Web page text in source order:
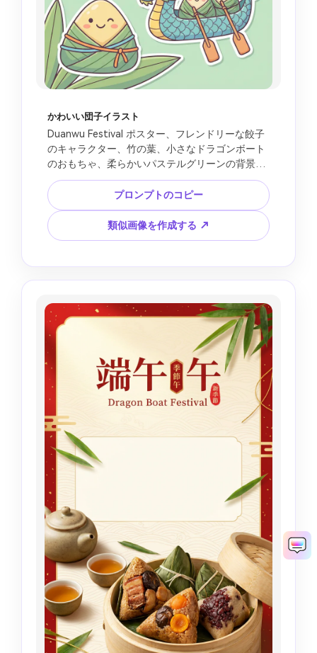
かわいい団子イラスト
Duanwu Festival ポスター、フレンドリーな餃子
のキャラクター、竹の葉、小さなドラゴンボート
のおもちゃ、柔らかいパステルグリーンの背景、
遊び心のあるホリデーステッカースタイル、挨拶
用の空白のテキストゾーン、クリーンなベクトル
のような AI 画像、読みやすいテキストなし、既存
のマスコットなし、ブランドロゴなし、著作権で
保護されたキャラクターなし。
プロンプトのコピー
類似画像を作成する ↗